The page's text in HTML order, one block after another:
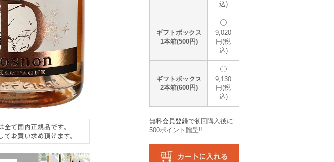
込)
ギフトボックス
1本箱(500円)
9,020
円(税
込)
ギフトボックス
2本箱(600円)
9,130
円(税
込)
無料会員登録で初回購入後に
500ポイント贈呈!!